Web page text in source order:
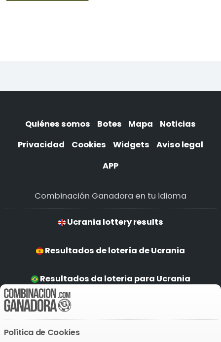
Quiénes somos Botes Mapa
Noticias
Privacidad
Cookies Widgets
Aviso legal
APP
Combinación Ganadora en tu idioma
Ucrania lottery results
Resultados de lotería de Ucrania
Resultados da loteria para Ucrania
Política de Cookies